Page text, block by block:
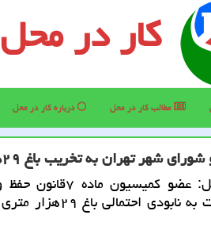
کار در محل
مطالب كار در محل درباره كار در محل
شهر تهران به تخریب باغ ۲۹هزار متری اراج
كار در محل: عضو كمیسیون
باغات نسبت به نابودی